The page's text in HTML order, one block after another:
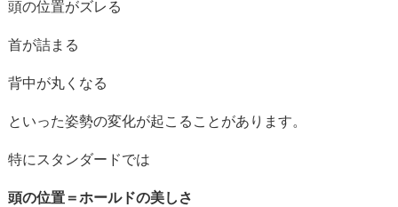
頭の位置がズレる
首が詰まる
背中が丸く なる
といった姿勢の変化が起こる こと があり ます。
特に スタンダードでは
頭の位置＝ホールドの美し さ